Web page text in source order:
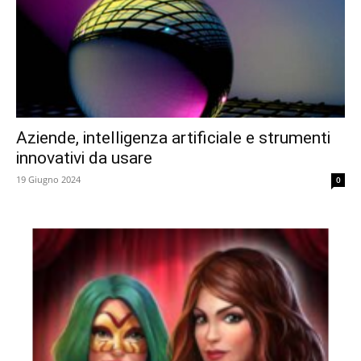
Aziende, intelligenza artificiale e strumenti
innovativi da usare
19 Giugno 2024 0